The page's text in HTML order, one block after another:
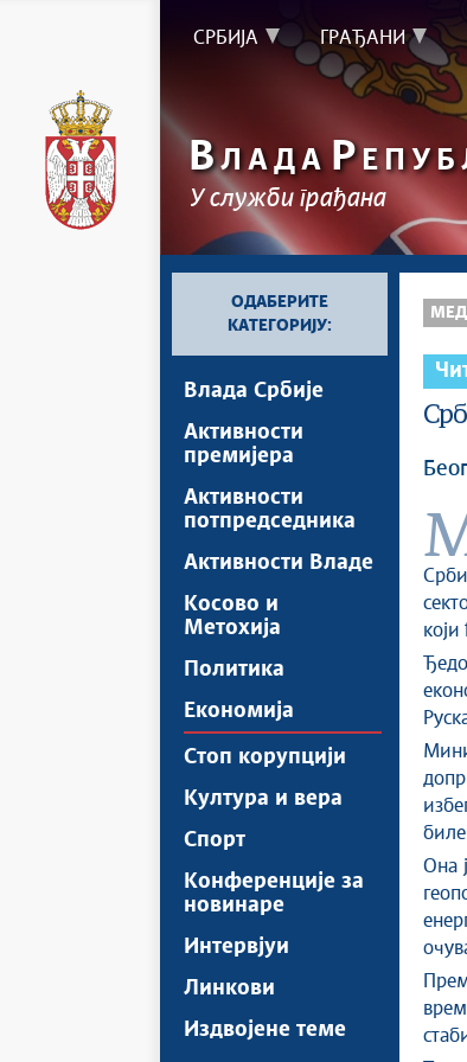
СРБИЈА ГРАЂАНИ
ВЛАДА Р
У служби грађана
ОДАБЕРИТЕ
КАТЕГОРИЈУ:
Влада Србије
Активности
премијера
Активности
потпредседника
Активности Владе
Косово и
Метохија
Политика
Економија
Стоп корупцији
Култура и вера
Спорт
Конференције за
новинаре
Интервјуи
Линкови
Издвојене теме
Министарка рударства и
Она